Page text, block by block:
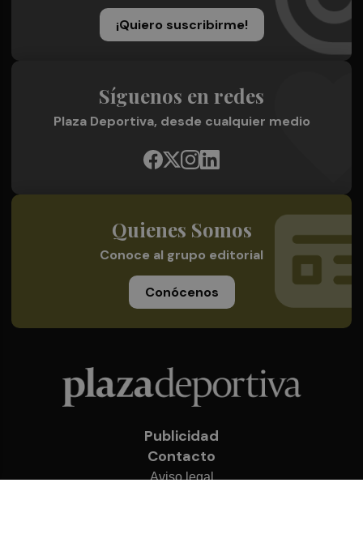
¡Quiero suscribirme!
Síguenos en redes
Plaza Deportiva, desde cualquier medio
Quienes Somos
Conoce al grupo editorial
Conócenos
Publicidad
Contacto
Aviso legal